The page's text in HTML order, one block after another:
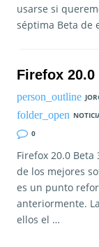
usarse si
séptima Beta de
Firefox
0
Firefox 20.0
de los mejores
es un punto
anteriormente.
ellos el …